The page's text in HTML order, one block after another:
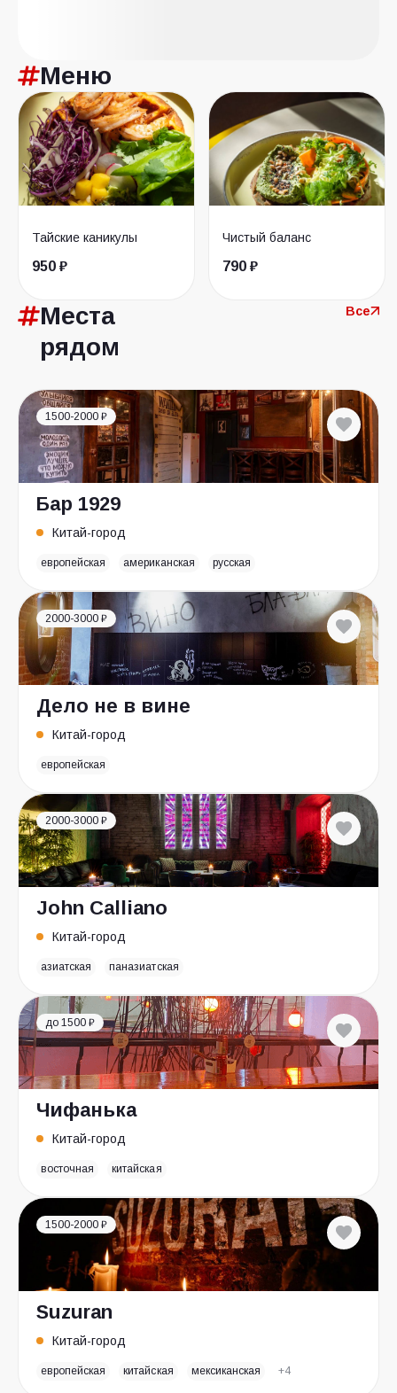
Меню
Тайские каникулы
950 ₽
Чистый баланс
790 ₽
Места
рядом
Все
1500-2000 ₽
Бар 1929
Китай-город
европейская американская русская
2000-3000 ₽
Дело не в вине
Китай-город
европейская
2000-3000 ₽
John Calliano
Китай-город
азиатская паназиатская
до 1500 ₽
Чифанька
Китай-город
восточная китайская
1500-2000 ₽
Suzuran
Китай-город
европейская китайская мексиканская +4